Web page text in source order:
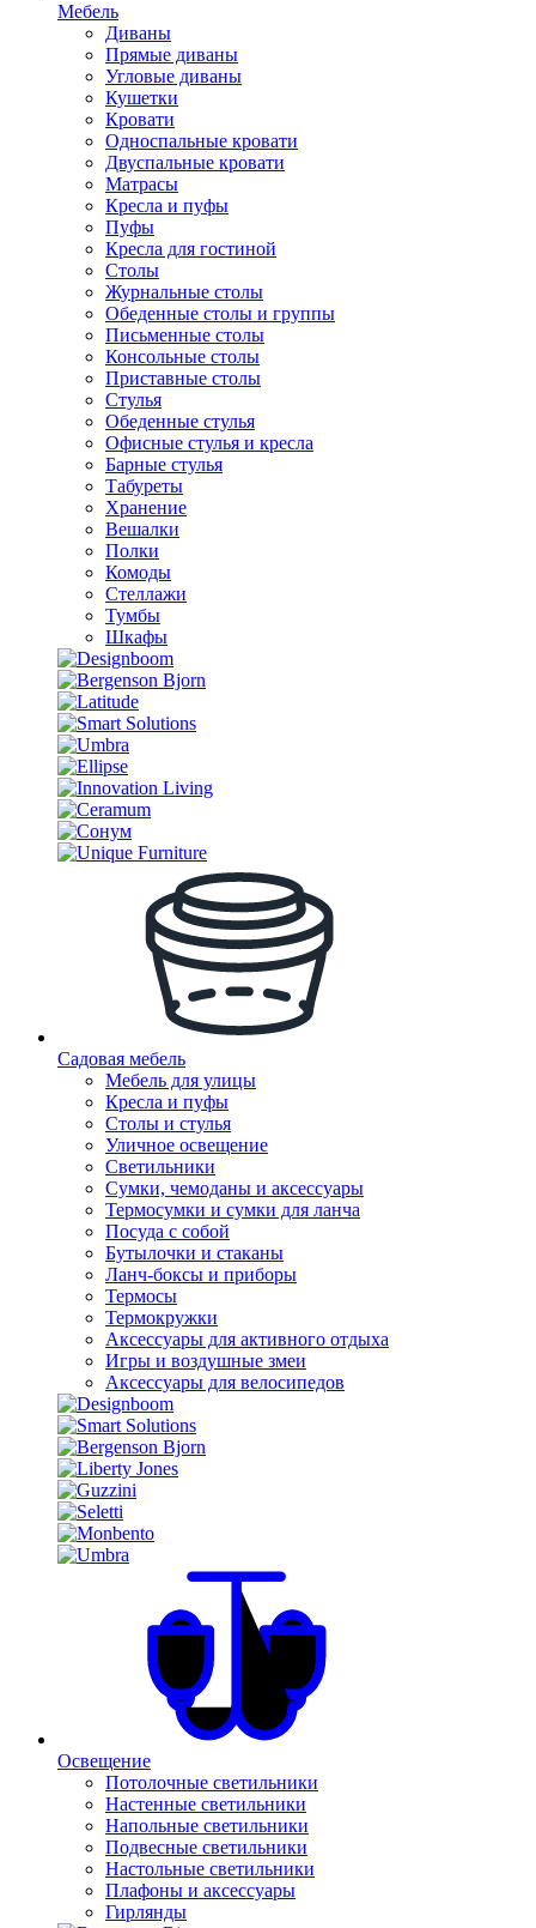
Мебель
Диваны
Прямые диваны
Угловые диваны
Кушетки
Кровати
Односпальные кровати
Двуспальные кровати
Матрасы
Кресла и пуфы
Пуфы
Кресла для гостиной
Столы
Журнальные столы
Обеденные столы и группы
Письменные столы
Консольные столы
Приставные столы
Стулья
Обеденные стулья
Офисные стулья и кресла
Барные стулья
Табуреты
Хранение
Вешалки
Полки
Комоды
Стеллажи
Тумбы
Шкафы
Садовая мебель
Мебель для улицы
Кресла и пуфы
Столы и стулья
Уличное освещение
Светильники
Сумки, чемоданы и аксессуары
Термосумки и сумки для ланча
Посуда с собой
Бутылочки и стаканы
Ланч-боксы и приборы
Термосы
Термокружки
Аксессуары для активного отдыха
Игры и воздушные змеи
Аксессуары для велосипедов
Освещение
Потолочные светильники
Настенные светильники
Напольные светильники
Подвесные светильники
Настольные светильники
Плафоны и аксессуары
Гирлянды